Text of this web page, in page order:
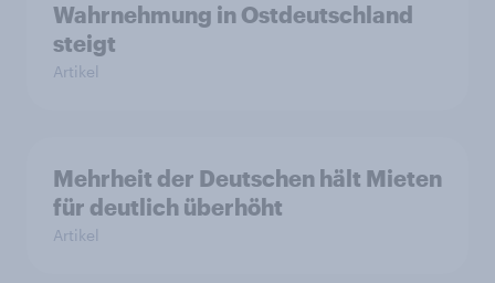
Wahrnehmung in Ostdeutschland
steigt
Artikel
Mehrheit der Deutschen hält Mieten
für deutlich überhöht
Artikel